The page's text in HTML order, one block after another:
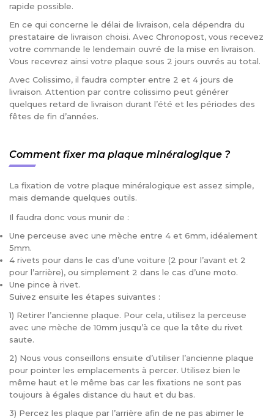
rapide possible.
En ce qui concerne le délai de livraison, cela dépendra du
prestataire de livraison choisi. Avec Chronopost, vous recevez
votre commande le lendemain ouvré de la mise en livraison.
Vous recevrez ainsi votre plaque sous 2 jours ouvrés au total.
Avec Colissimo, il faudra compter entre 2 et 4 jours de
livraison. Attention par contre colissimo peut générer
quelques retard de livraison durant l’été et les périodes des
fêtes de fin d’années.
Comment fixer ma plaque minéralogique ?
La fixation de votre plaque minéralogique est assez simple,
mais demande quelques outils.
Il faudra donc vous munir de :
Une perceuse avec une mèche entre 4 et 6mm, idéalement
5mm.
4 rivets pour dans le cas d’une voiture (2 pour l’avant et 2
pour l’arrière), ou simplement 2 dans le cas d’une moto.
Une pince à rivet.
Suivez ensuite les étapes suivantes :
1) Retirer l’ancienne plaque. Pour cela, utilisez la perceuse
avec une mèche de 10mm jusqu’à ce que la tête du rivet
saute.
2) Nous vous conseillons ensuite d’utiliser l’ancienne plaque
pour pointer les emplacements à percer. Utilisez bien le
même haut et le même bas car les fixations ne sont pas
toujours à égales distance du haut et du bas.
3) Percez les plaque par l’arrière afin de ne pas abimer le